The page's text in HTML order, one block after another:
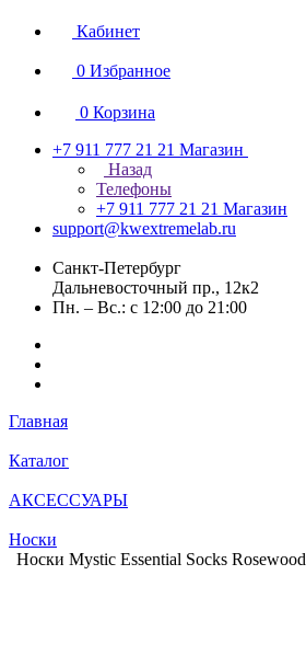
Кабинет
0 Избранное
0 Корзина
+7 911 777 21 21 Магазин
Назад
Телефоны
+7 911 777 21 21 Магазин
support@kwextremelab.ru
Санкт-Петербург
Дальневосточный пр., 12к2
Пн. – Вс.: с 12:00 до 21:00
Главная
Каталог
АКСЕССУАРЫ
Носки
Носки Mystic Essential Socks Rosewood